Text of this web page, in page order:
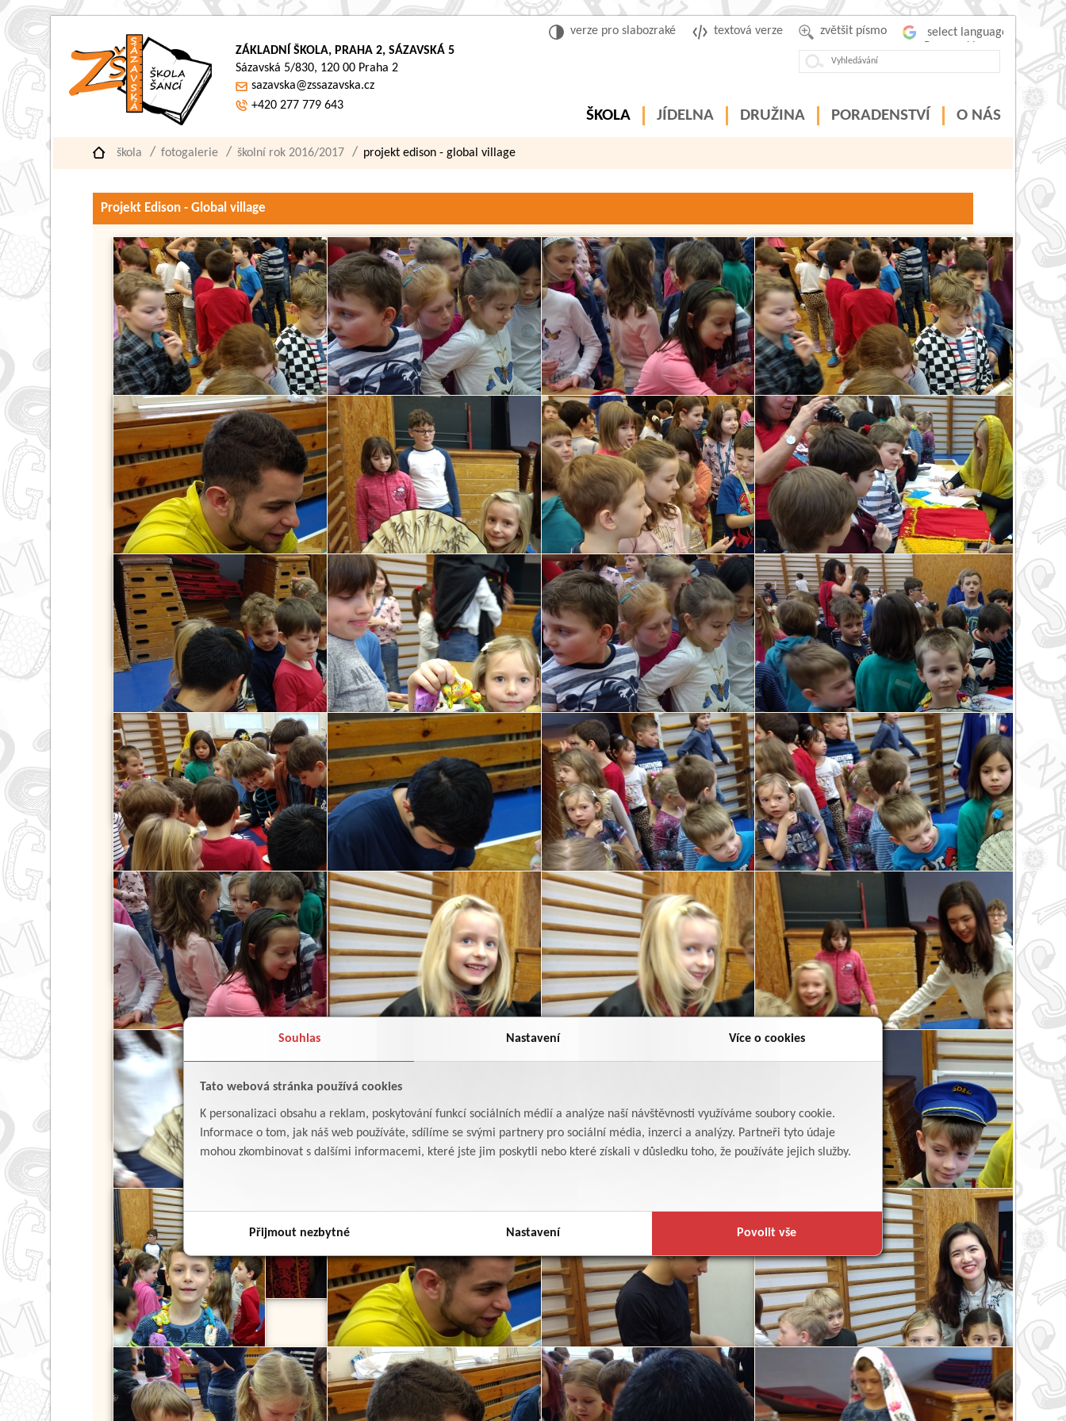
Souhlas Nastavení Více o cookies
Tato webová stránka používá cookies
K personalizaci obsahu a reklam, poskytování funkcí sociálních médií a analýze naší návštěvnosti využíváme soubory cookie.
Informace o tom, jak náš web používáte, sdílíme se svými partnery pro sociální média, inzerci a analýzy. Partneři tyto údaje
mohou zkombinovat s dalšími informacemi, které jste jim poskytli nebo které získali v důsledku toho, že používáte jejich služby.
Přijmout nezbytné Nastavení Povolit vše
zvětšit písmo
textová verze
verze pro slabozraké
ZÁKLADNÍ ŠKOLA, PRAHA 2, SÁZAVSKÁ 5
Sázavská 5/830, 120 00 Praha 2
sazavska@zssazavska.cz
+420 277 779 643
ŠKOLA JÍDELNA DRUŽINA PORADENSTVÍ O NÁS
škola fotogalerie školní rok 2016/2017 projekt edison - global village
Projekt Edison - Global village